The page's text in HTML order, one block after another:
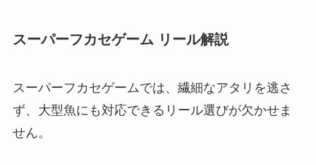
スーパーフカセゲーム リール解説
スーパーフカセゲームでは、繊細なアタリを逃さ
ず、大型魚にも対応できるリール選びが欠かせま
せん。